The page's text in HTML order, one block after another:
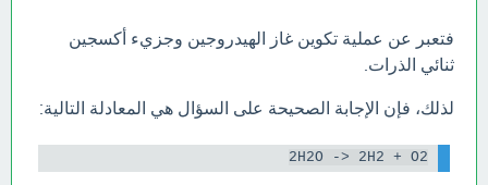
فتعبر عن عملية تكوين غاز الهيدروجين وجزيء أكسجين
ثنائي الذرات.
لذلك، فإن الإجابة الصحيحة على السؤال هي المعادلة التالية:
2H2O -> 2H2 + O2